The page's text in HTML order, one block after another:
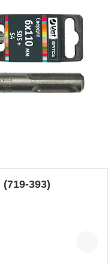
393)